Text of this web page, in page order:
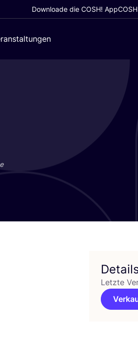
Downloade die COSH! App
Letzte